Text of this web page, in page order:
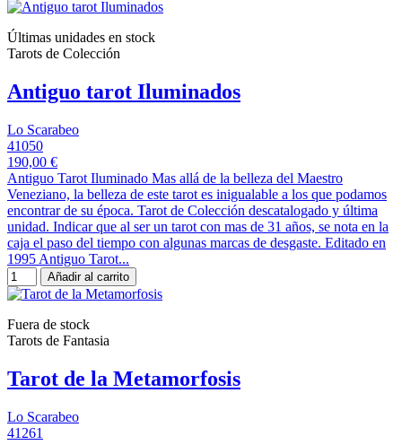
Últimas unidades en stock
Tarots de Colección
Antiguo tarot Iluminados
Lo Scarabeo
41050
190,00 €
Antiguo Tarot Iluminado Mas allá de la belleza del Maestro
Veneziano, la belleza de este tarot es inigualable a los que podamos
encontrar de su época. Tarot de Colección descatalogado y última
unidad. Indicar que al ser un tarot con mas de 31 años, se nota en la
caja el paso del tiempo con algunas marcas de desgaste. Editado en
1995 Antiguo Tarot...
Añadir al carrito
Fuera de stock
Tarots de Fantasia
Tarot de la Metamorfosis
Lo Scarabeo
41261